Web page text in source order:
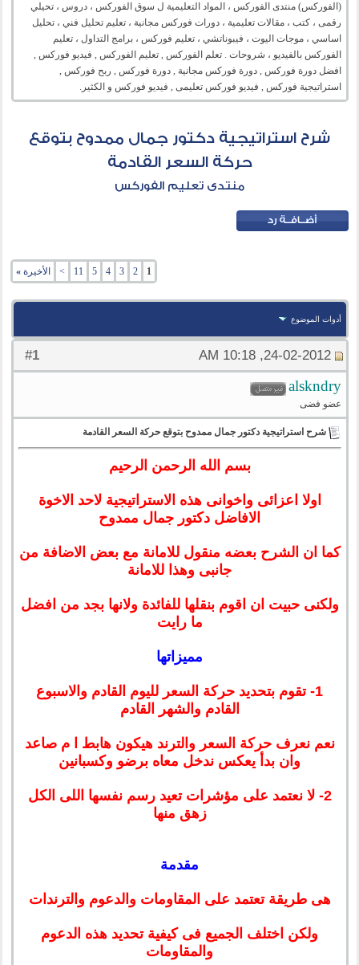
(الفوركس) منتدى الفوركس ، المواد التعليمية ل سوق الفوركس ، دروس ، تحيلي
رقمى ، كتب ، مقالات تعليمية ، دورات فوركس مجانية ، تعليم تحليل فني ، تحليل
اساسي ، موجات اليوت ، فيبوناتشي ، تعليم فوركس ، برامج التداول ، تعليم
الفوركس بالفيديو ، شروحات . تعلم الفوركس , تعليم الفوركس , فيديو فوركس ,
افضل دورة فوركس , دورة فوركس مجانية , دورة فوركس , ربح فوركس ,
استراتيجية فوركس , فيديو فوركس تعليمى , فيديو فوركس و الكثير.
شرح استراتيجية دكتور جمال ممدوح بتوقع
حركة السعر القادمة
منتدى تعليم الفوركس
1
2
3
4
5
11
> الأخيرة »
أدوات الموضوع
#
1 24-02-2012, 10:18 AM
alskndry
عضو فضى
شرح استراتيجية دكتور جمال ممدوح بتوقع حركة السعر القادمة
بسم الله الرحمن الرحيم
اولا اعزائى واخوانى هذه الاستراتيجية لاحد الاخوة
الافاضل دكتور جمال ممدوح
كما ان الشرح بعضه منقول للامانة مع بعض الاضافة من
جانبى وهذا للامانة
ولكنى حبيت ان اقوم بنقلها للفائدة ولانها بجد من افضل
ما رايت
مميزاتها
1- تقوم بتحديد حركة السعر لليوم القادم والاسبوع
القادم والشهر القادم
نعم نعرف حركة السعر والترند هيكون هابط ا م صاعد
وان بدأ يعكس ندخل معاه برضو وكسبانين
2- لا نعتمد على مؤشرات تعيد رسم نفسها اللى الكل
زهق منها
مقدمة
هى طريقة تعتمد على المقاومات والدعوم والترندات
ولكن اختلف الجميع فى كيفية تحديد هذه الدعوم
والمقاومات